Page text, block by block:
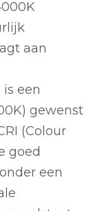
aan
een
gewenst
(Colour
goed
een